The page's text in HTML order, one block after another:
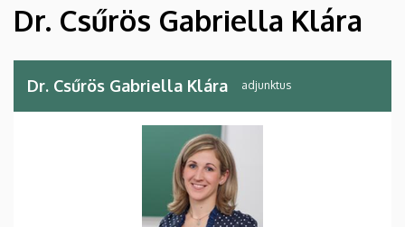
Állam-
és
Jogtudományi
Dr. Csűrös Gabriella Klára
Dr. Csűrös Gabriella Klára adjunktus